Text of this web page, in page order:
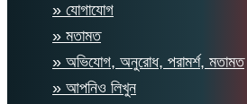
» যোগাযোগ
» মতামত
» অভিযোগ, অনুরোধ, পরামর্শ, মতামত
» আপনিও লিখুন